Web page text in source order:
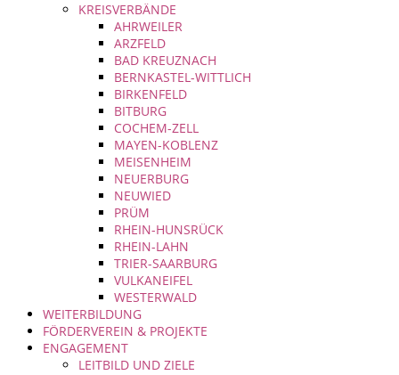
KREISVERBÄNDE
AHRWEILER
ARZFELD
BAD KREUZNACH
BERNKASTEL-WITTLICH
BIRKENFELD
BITBURG
COCHEM-ZELL
MAYEN-KOBLENZ
MEISENHEIM
NEUERBURG
NEUWIED
PRÜM
RHEIN-HUNSRÜCK
RHEIN-LAHN
TRIER-SAARBURG
VULKANEIFEL
WESTERWALD
WEITERBILDUNG
FÖRDERVEREIN & PROJEKTE
ENGAGEMENT
LEITBILD UND ZIELE